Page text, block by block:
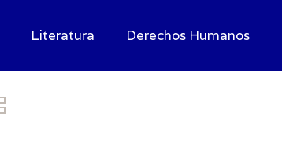
Literatura Derechos Humanos